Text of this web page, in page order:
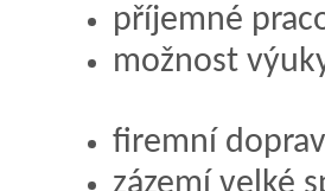
příjemné
možnost
firemní
zázemí velké